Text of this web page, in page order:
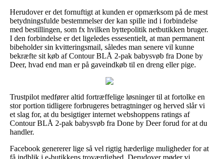
Herudover er det fornuftigt at kunden er opmærksom på de mest
betydningsfulde bestemmelser der kan spille ind i forbindelse
med bestillingen, som fx hvilken byttepolitik netbutikken bruger.
I den forbindelse er det ligeledes essesentielt, at man permanent
bibeholder sin kvitteringsmail, således man senere vil kunne
bekræfte sit køb af Contour BLÅ 2-pak babysvøb fra Done by
Deer, hvad end man er på gaveindkøb til en dreng eller pige.
Trustpilot medfører altid fortræffelige løsninger til at fortolke en
stor portion tidligere forbrugeres betragtninger og herved slår vi
et slag for, at du besigtiger internet webshoppens ratings af
Contour BLÅ 2-pak babysvøb fra Done by Deer forud for at du
handler.
Facebook genererer lige så vel rigtig hæderlige muligheder for at
få indblik i e-butikkens troværdighed. Derudover møder vi